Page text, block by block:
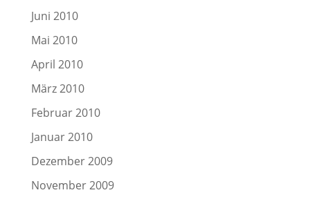
Juni 2010
Mai 2010
April 2010
März 2010
Februar 2010
Januar 2010
Dezember 2009
November 2009